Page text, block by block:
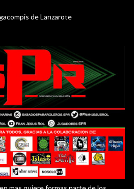
de Lanzarote